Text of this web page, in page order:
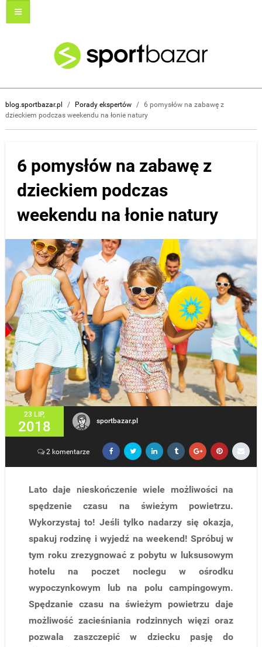
blog.sportbazar.pl / Porady ekspertów / 6 pomysłów na zabawę z
dzieckiem podczas weekendu na łonie natury
6 pomysłów na zabawę z
dzieckiem podczas
weekendu na łonie natury
23 LIP,
2018 sportbazar.pl
2 komentarze
Lato daje nieskończenie wiele możliwości na
spędzenie czasu na świeżym powietrzu.
Wykorzystaj to! Jeśli tylko nadarzy się okazja,
spakuj rodzinę i wyjedź na weekend! Spróbuj w
tym roku zrezygnować z pobytu w luksusowym
hotelu na poczet noclegu w ośrodku
wypoczynkowym lub na polu campingowym.
Spędzanie czasu na świeżym powietrzu daje
możliwość zacieśniania rodzinnych więzi oraz
pozwala zaszczepić w dziecku pasję do